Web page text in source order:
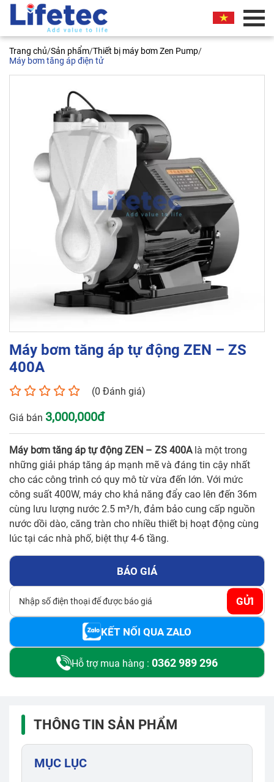
Trang chủ/Sản phẩm/Thiết bị máy bơm Zen Pump/
Máy bơm tăng áp điện tử
Máy bơm tăng áp tự động ZEN – ZS
400A
(0 Đánh giá)
Giá bán 3,000,000đ
Máy bơm tăng áp tự động ZEN – ZS 400Alà một trong
những giải pháp tăng áp mạnh mẽ và đáng tin cậy nhất
cho các công trình có quy mô từ vừa đến lớn. Với mức
công suất 400W, máy cho khả năng đẩy cao lên đến 36m
cùng lưu lượng nước 2.5 m³/h, đảm bảo cung cấp nguồn
nước dồi dào, căng tràn cho nhiều thiết bị hoạt động cùng
lúc tại các nhà phố, biệt thự 4-6 tầng.
BÁO GIÁ
GỬI
KẾT NỐI QUA ZALO
Hỗ trợ mua hàng : 0362 989 296
THÔNG TIN SẢN PHẨM
MỤC LỤC
BÁO GIÁ THƯƠNG MẠI
Quý khách vui lòng nhập thông tin vào các trường
bên dưới. Chúng tôi sẽ liên hệ ngay và báo giá
thương mại sản phẩm này cho quý khách. Xin
chân thành cảm ơn!
Máy bơm tăng áp tự động ZEN –
ZS 400A
Tên liên hệ*
Email*
Yêu cầu báo giá
GỬI